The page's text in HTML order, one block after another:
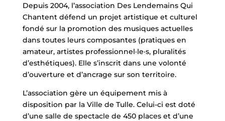
Depuis 2004, l’association Des Lendemains Qui
Chantent défend un projet artistique et culturel
fondé sur la promotion des musiques actuelles
dans toutes leurs composantes (pratiques en
amateur, artistes professionnel·le·s, pluralités
d’esthétiques). Elle s’inscrit dans une volonté
d’ouverture et d’ancrage sur son territoire.
L’association gère un équipement mis à
disposition par la Ville de Tulle. Celui-ci est doté
d’une salle de spectacle de 450 places et d’une